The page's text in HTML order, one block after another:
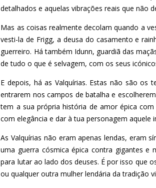
detalhados e aquelas vibrações reais que não
Mas as coisas realmente decolam quando a
vesti-la de Frigg, a deusa do casamento e
guerreiro. Há também Idunn, guardiã das
de tudo o que é selvagem, com os seus
E depois, há as Valquírias. Estas não são os
entrarem nos campos de batalha e
tem a sua própria história de amor épica
com elegância e dar à tua personagem aquele
As Valquírias não eram apenas lendas, eram
uma guerra cósmica épica contra gigantes
para lutar ao lado dos deuses. É por isso que
ou qualquer outra mulher lendária da tradição